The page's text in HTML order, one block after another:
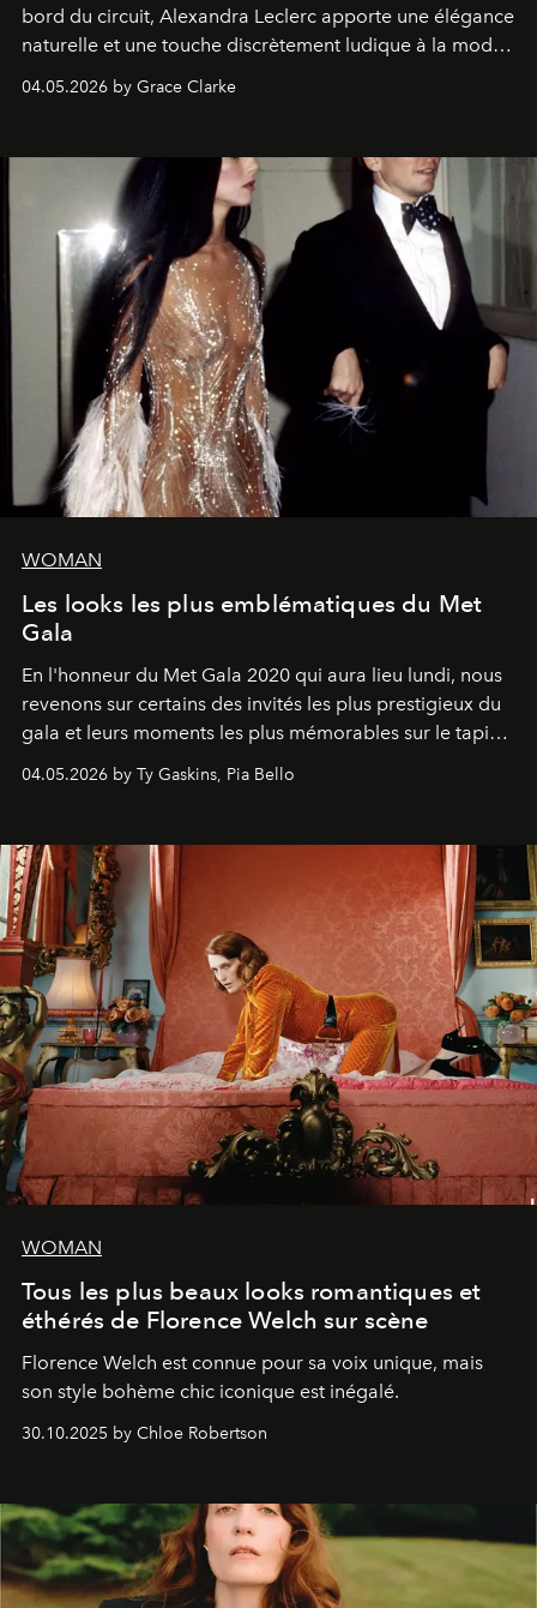
bord du circuit, Alexandra Leclerc apporte une élégance
naturelle et une touche discrètement ludique à la mode
de la Formule 1.
04.05.2026 by Grace Clarke
WOMAN
Les looks les plus emblématiques du Met
Gala
En l'honneur du Met Gala 2020 qui aura lieu lundi, nous
revenons sur certains des invités les plus prestigieux du
gala et leurs moments les plus mémorables sur le tapis
04.05.2026 by Ty Gaskins, Pia Bello
WOMAN
Tous les plus beaux looks romantiques et
éthérés de Florence Welch sur scène
Florence Welch est connue pour sa voix unique, mais
son style bohème chic iconique est inégalé.
30.10.2025 by Chloe Robertson